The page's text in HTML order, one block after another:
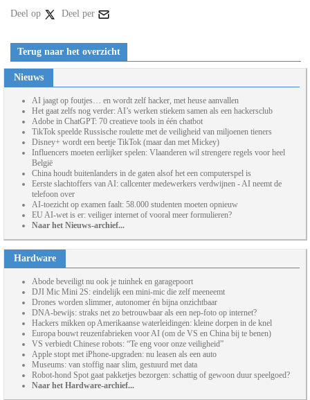
Deel op Deel per
Terug naar het overzicht
Nieuws
AI jaagt op foutjes… en wordt zelf hacker, met heuse aanvallen
Het gaat zelfs nog verder: AI’s werken stiekem samen als een hackersclub
Adobe in ChatGPT: 70 creatieve tools in één chatbot
TikTok speelde Russische roulette met de veiligheid van miljoenen tieners
Disney+ wordt een beetje TikTok (maar dan met Mickey)
Influencers moeten eerlijker spelen: Vlaanderen wil strengere regels voor heel
België
China houdt buitenlanders in de gaten alsof het een computerspel is
Eerste slachtoffers van AI: callcenter medewerkers verdwijnen - AI neemt de
telefoon over
AI-toezicht op examen faalt: 58.000 studenten moeten opnieuw
EU AI-wet is er: veiliger internet of vooral meer formulieren?
Naar het Nieuws-archief...
Hardware
Abode beveiligt nu ook je tuinhek en garagepoort
DJI Mic Mini 2S: eindelijk een mini-mic die zelf meeneemt
Drones worden slimmer, autonomer én bijna onzichtbaar
DNA-bewijs: straks net zo betrouwbaar als een nep-foto op internet?
Hackers mikken op Amerikaanse waterleidingen: kleine dorpen in de knel
Europa bouwt reuzenfabrieken voor AI (om de VS en China bij te benen)
VS verbiedt Chinese robots: “Te eng voor onze veiligheid”
Apple stopt met iPhone-upgraden: nu leasen als een auto
Museums: van stoffig naar slim, gestuurd met data
Robot-hond Spot gaat pakketjes bezorgen: schattig of gewoon duur speelgoed?
Naar het Hardware-archief...